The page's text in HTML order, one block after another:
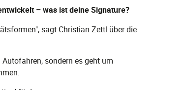
– was ist deine Signature?
sagt Christian Zettl über die
sondern es geht um